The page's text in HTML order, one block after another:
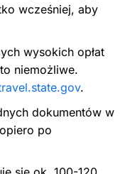
wcześniej, aby
wysokich opłat
niemożliwe.
.
dokumentów w
po